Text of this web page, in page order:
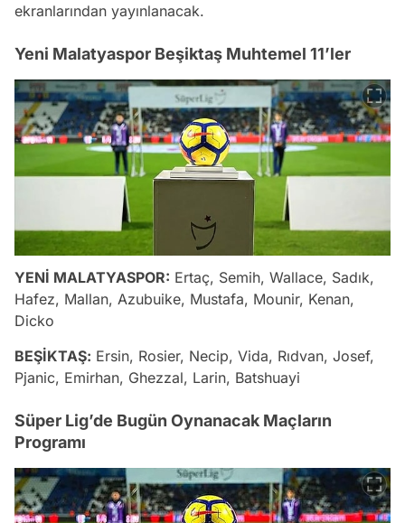
ekranlarından yayınlanacak.
Yeni Malatyaspor Beşiktaş Muhtemel 11’ler
YENİ MALATYASPOR: Ertaç, Semih, Wallace, Sadık,
Hafez, Mallan, Azubuike, Mustafa, Mounir, Kenan,
Dicko
BEŞİKTAŞ: Ersin, Rosier, Necip, Vida, Rıdvan, Josef,
Pjanic, Emirhan, Ghezzal, Larin, Batshuayi
Süper Lig’de Bugün Oynanacak Maçların
Programı